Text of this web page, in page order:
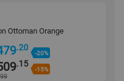
Ottoman Orange
.20
-20%
.15
-15%